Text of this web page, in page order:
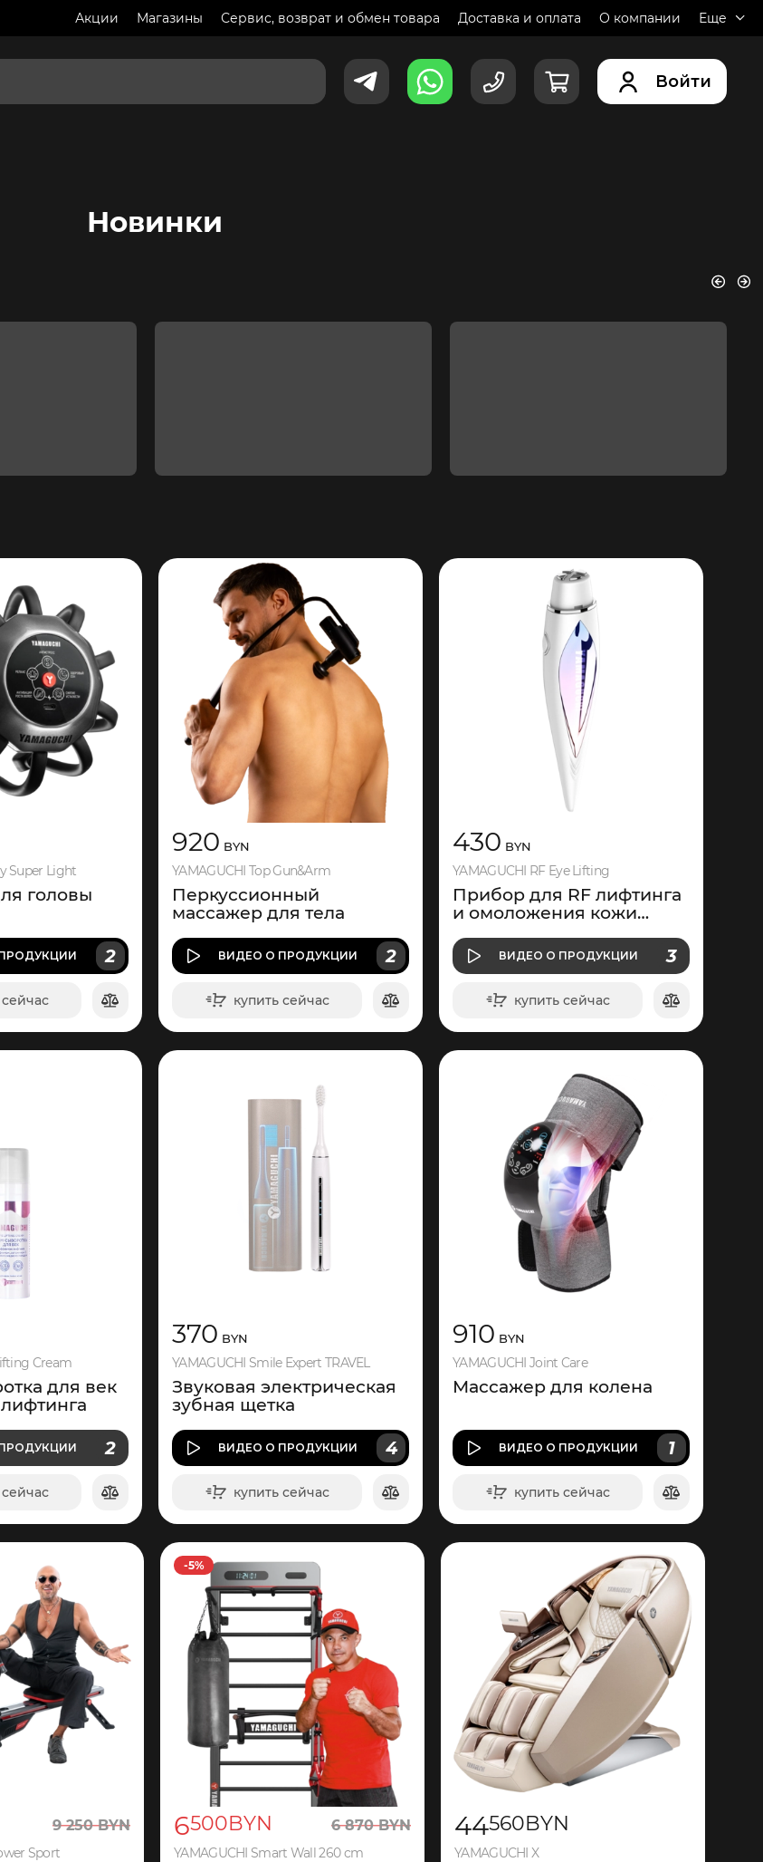
Акции Магазины Сервис, возврат и обмен товара Доставка и оплата О компании Еще
Войти
Новинки
Super Light
головы
2
920 BYN
YAMAGUCHI Top Gun&Arm
Перкуссионный
массажер для тела
ВИДЕО О ПРОДУКЦИИ 2
купить сейчас
в корзину
430 BYN
YAMAGUCHI RF Eye Lifting
Прибор для RF лифтинга
и омоложения кожи
ВИДЕО О ПРОДУКЦИИ
ВИДЕО
О ПРОДУКЦИИ 3
купить сейчас
в корзину
Cream
для век
ВИДЕО
О ПРОДУКЦИИ 2
370 BYN
YAMAGUCHI Smile Expert TRAVEL
Звуковая электрическая
зубная щетка
ВИДЕО О ПРОДУКЦИИ 4
купить сейчас
в корзину
910 BYN
YAMAGUCHI Joint Care
Массажер для колена
ВИДЕО О ПРОДУКЦИИ 1
купить сейчас
в корзину
9 250BYN
Sport
-5%
6500BYN 6 870BYN
YAMAGUCHI Smart Wall 260 cm
44560BYN
YAMAGUCHI X